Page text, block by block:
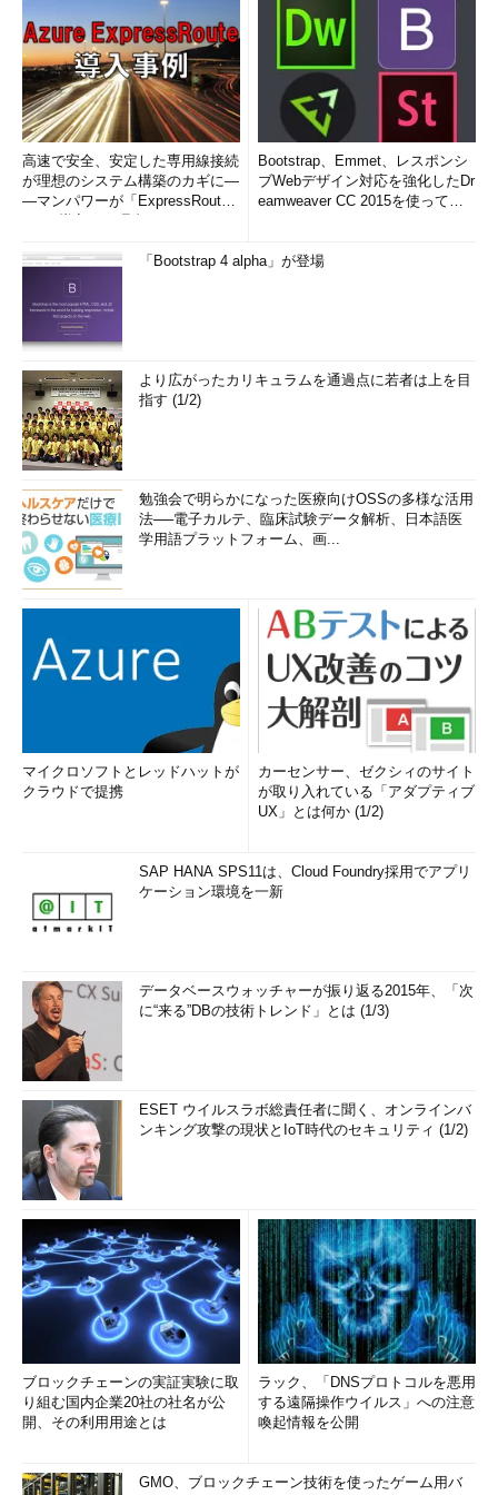
ネットワーク上で稼働しているノードを簡単に調べる方法とし
て、マルチキャストやブロードキャストアドレスをあて先にした
pingを利用することがある（複数のノードから応答が帰ってくる
ので、その存在が判明する）。だがこれは、しばしばネットワー
クに負荷を与える攻撃に利用されることがある。管理上の必要性
があるなら使ってもよいだろうが、インターネットに接続してい
るような環境では無効にしておく。有効にすると、そのような応
答はすべてブロックされるが、無効もしくは未構成の場合は3秒
■ログの記録を許可する→未構成／有効
トラブル時にログの解析をするつもりならログの記録を有効に
しておくとよい。とはいえ、通常は「ドロップ」パケットのログ
さえあれば十分なので、「成功」のログは記録しないようにして
おく。
■「通知を禁止する」→未構成／有効／無効
ファイアウォールを越えて外部へ通信が行われ、それがさらに
外部からアクセスされるようなプログラムの場合、デフォルト
（未構成）では通信を許可するか、ブロックするか、後で確認す
るかといったダイアログが表示されるが、その通知を出さないよ
うにするかどうかを設定する。ユーザーが知らないうちに通信を
許可してしまう可能性があるので、セキュリティを重視するなら
有効にしておく。しかしユーザーの操作に任せるなら未構成か無
効にする。
■「例外を許可しない」→未構成／有効／無効
有効にすると、ファイアウォールの例外が定義できなくなる
（Windowsファイアウォールの「例外」タブがすべて無効にな
る）。外部からの通信をすべて禁止し、許可もさせないなら有効
くなる可能性があることに注意する。
●標準プロファイルにおける推奨設定
するポリシーである。この状態になるということは、例えばノー
トPCを外部へ持ち出しているといった状況が考えられるので、
なるべく厳しく外部からの通信を禁止する。具体的には、上記の
項目のうち、
「すべてのネットワーク接続の保護」
「マルチキャストまたはブロードキャスト要求に対する応
答を禁止する」
「通知を禁止する」
「例外を許可しない」
を有効にし、それ以外のものは未構成や無効などに設定するのが
よい（ただし「通知を禁止する」と「例外を許可しない」は、使
用するアプリケーションなどによって許可してもよい）。ファイ
ル共有や管理用ポートはもちろんのこと、ICMPもすべて禁止し
ておく。
■この記事と関連性の高い別の記事
（TIPS）
高速で安全、安定した専用線接続
が理想のシステム構築のカギに―
―マンパワーが「ExpressRout
Bootstrap、Emmet、レスポンシ
ブWebデザイン対応を強化したDr
eamweaver CC 2015を使って
「Bootstrap 4 alpha」が登場
より広がったカリキュラムを通過点に若者は上を目
指す (1/2)
勉強会で明らかになった医療向けOSSの多様な活用
法──電子カルテ、臨床試験データ解析、日本語医
学用語プラットフォーム、画...
マイクロソフトとレッドハットが
クラウドで提携
カーセンサー、ゼクシィのサイト
が取り入れている「アダプティブ
UX」とは何か (1/2)
SAP HANA SPS11は、Cloud Foundry採用でアプリ
ケーション環境を一新
データベースウォッチャーが振り返る2015年、「次
に“来る”DBの技術トレンド」とは (1/3)
ESET ウイルスラボ総責任者に聞く、オンラインバ
ンキング攻撃の現状とIoT時代のセキュリティ (1/2)
ブロックチェーンの実証実験に取
り組む国内企業20社の社名が公
開、その利用用途とは
ラック、「DNSプロトコルを悪用
する遠隔操作ウイルス」への注意
喚起情報を公開
GMO、ブロックチェーン技術を使ったゲーム用バ